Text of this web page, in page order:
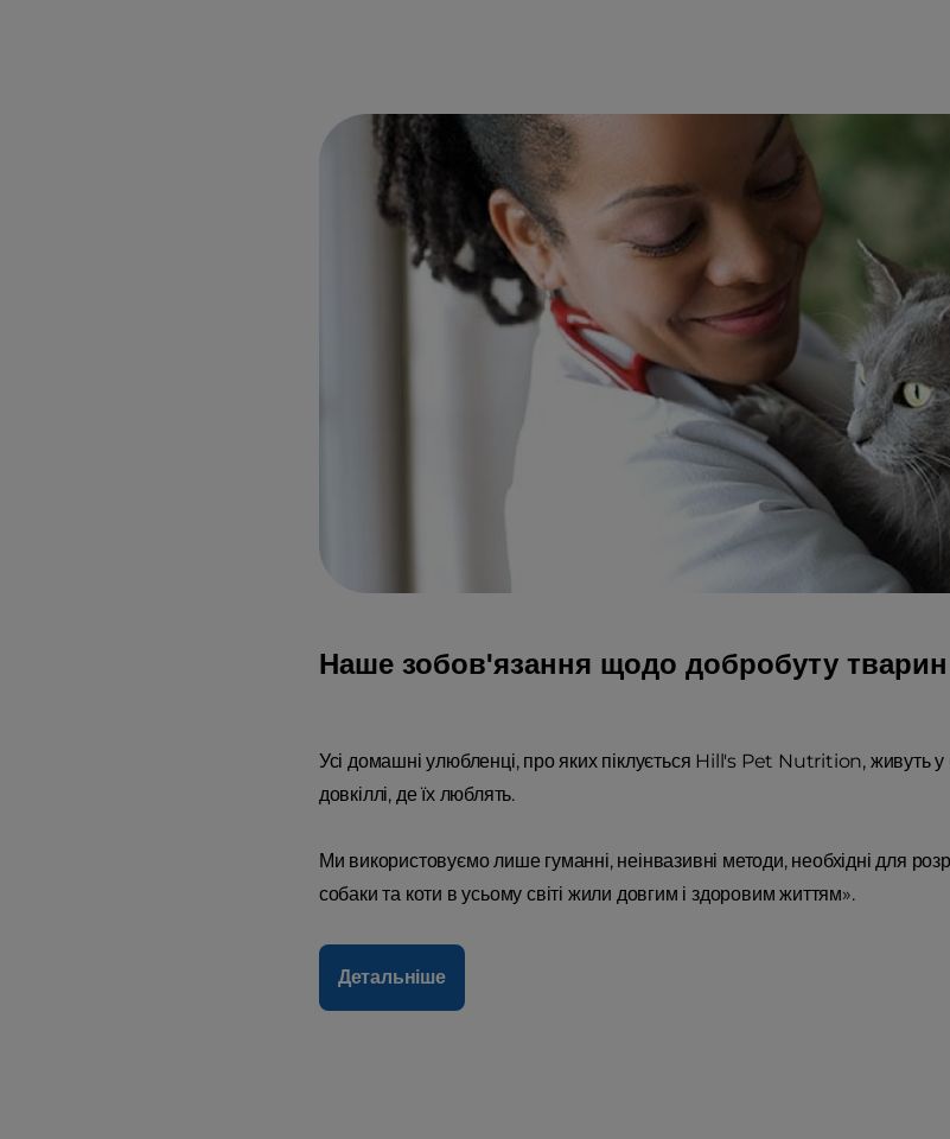
Наше зобов'язання щодо добробуту тварин
Усі домашні улюбленці, про яких піклується Hill's Pet Nutrition, живуть
довкіллі, де їх люблять.
Ми використовуємо лише гуманні, неінвазивні методи, необхідні для
собаки та коти в усьому світі жили довгим і здоровим життям».
Детальніше